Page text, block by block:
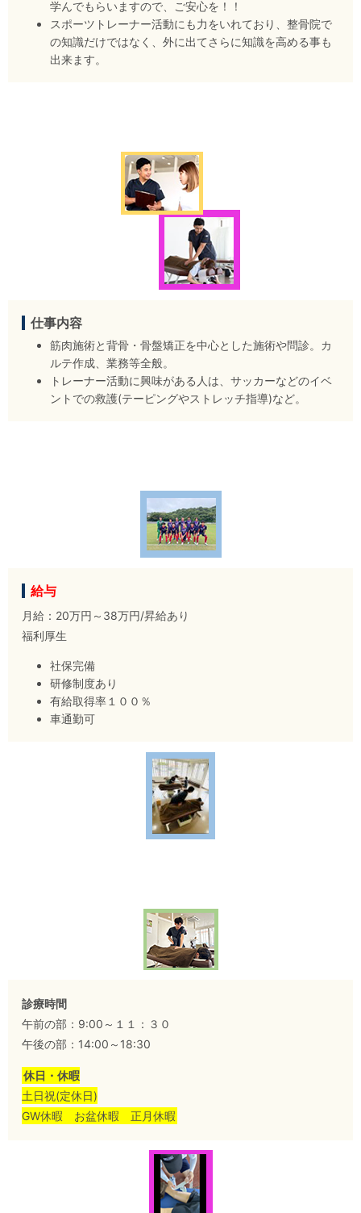
学んでもらいますので、ご安心を！！
スポーツトレーナー活動にも力をいれており、整骨院で
の知識だけではなく、外に出てさらに知識を高める事も
出来ます。
仕事内容
筋肉施術と背骨・骨盤矯正を中心とした施術や問診。カ
ルテ作成、業務等全般。
トレーナー活動に興味がある人は、サッカーなどのイベ
ントでの救護(テーピングやストレッチ指導)など。
給与
月給：20万円～38万円/昇給あり
福利厚生
社保完備
研修制度あり
有給取得率１００％
車通勤可
診療時間
午前の部：9:00～１１：３０
午後の部：14:00～18:30
休日・休暇
土日祝(定休日)
GW休暇 お盆休暇 正月休暇